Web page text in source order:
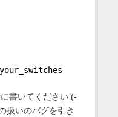
your_switches
書いてください (-
扱いのバグを引き